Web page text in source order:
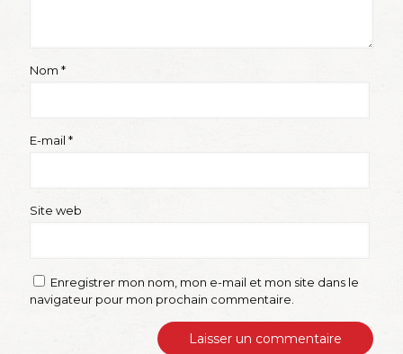
Nom *
E-mail *
Site web
Enregistrer mon nom, mon e-mail et mon site dans le
navigateur pour mon prochain commentaire.